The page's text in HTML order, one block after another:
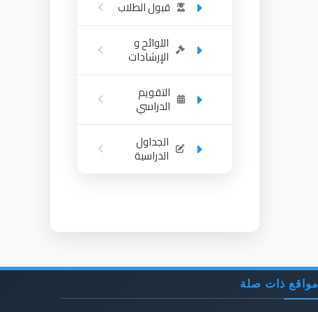
قبول الطلاب
اللوائح و
الإرشادات
التقويم
الدراسي
الجداول
الدراسية
مواقع ذات صلة